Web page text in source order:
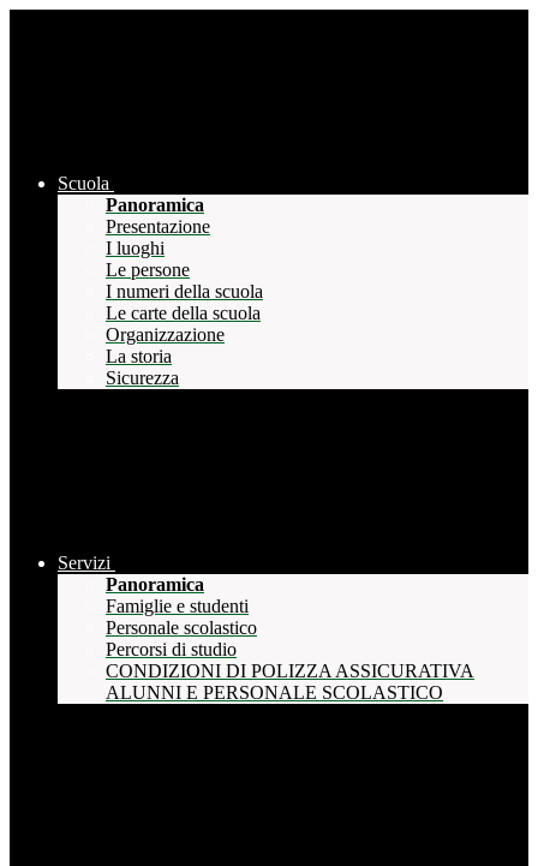
Scuola
Panoramica
Presentazione
I luoghi
Le persone
I numeri della scuola
Le carte della scuola
Organizzazione
La storia
Sicurezza
Servizi
Panoramica
Famiglie e studenti
Personale scolastico
Percorsi di studio
CONDIZIONI DI POLIZZA ASSICURATIVA
ALUNNI E PERSONALE SCOLASTICO